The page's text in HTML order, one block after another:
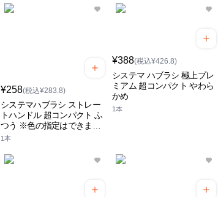
¥258(税込¥283.8)
システマハブラシ ストレー
トハンドル 超コンパクト ふ
つう ※色の指定はできませ
ん デンター
1本
¥388(税込¥426.8)
システマ ハブラシ 極上プレ
ミアム 超コンパクト やわら
かめ
1本